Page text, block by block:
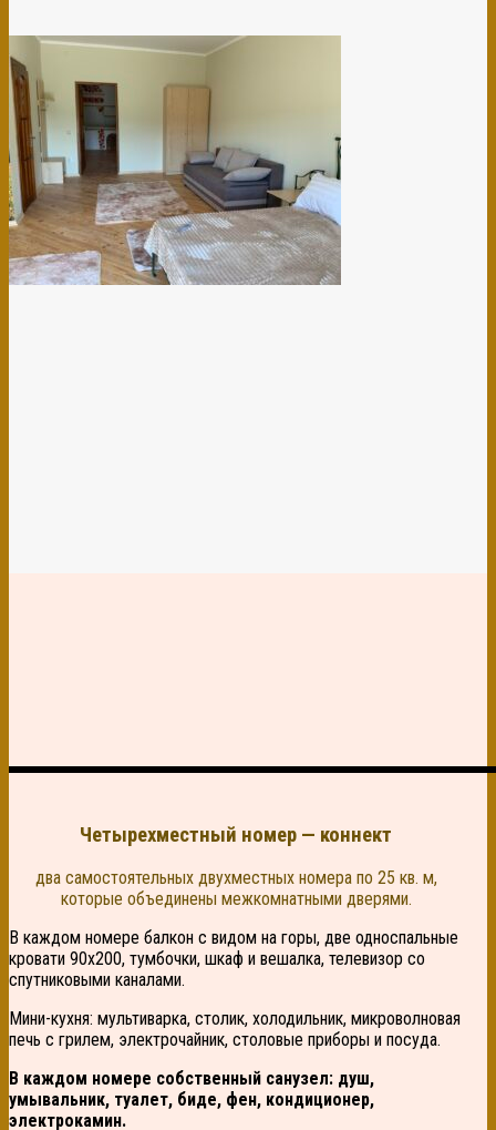
Четырехместный номер — коннект
два самостоятельных двухместных номера по 25 кв. м,
которые объединены межкомнатными дверями.
В каждом номере балкон с видом на горы, две односпальные
кровати 90х200, тумбочки, шкаф и вешалка, телевизор со
спутниковыми каналами.
Мини-кухня: мультиварка, столик, холодильник, микроволновая
печь с грилем, электрочайник, столовые приборы и посуда.
В каждом номере собственный санузел: душ,
умывальник, туалет, биде, фен, кондиционер,
электрокамин.